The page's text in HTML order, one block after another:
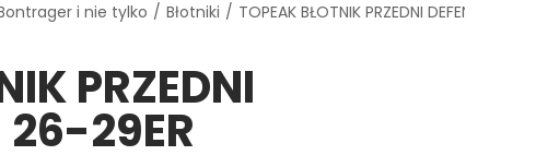
i nie tylko / Błotniki / TOPEAK BŁOTNIK PRZEDNI DEFENDER
PRZEDNI
26-29ER